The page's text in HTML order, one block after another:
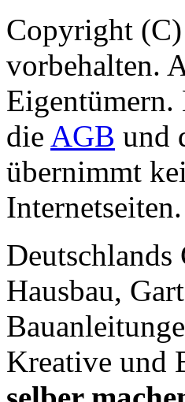
Copyright
vorbehalten.
Eigentümern.
die AGB und
übernimmt
Internetseiten.
Hausbau,
Kreative und